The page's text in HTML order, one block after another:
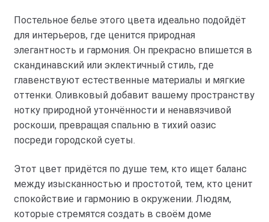
Постельное белье этого цвета идеально подойдёт
для интерьеров, где ценится природная
элегантность и гармония. Он прекрасно впишется в
скандинавский или эклектичный стиль, где
главенствуют естественные материалы и мягкие
оттенки. Оливковый добавит вашему пространству
нотку природной утончённости и ненавязчивой
роскоши, превращая спальню в тихий оазис
посреди городской суеты.
Этот цвет придётся по душе тем, кто ищет баланс
между изысканностью и простотой, тем, кто ценит
спокойствие и гармонию в окружении. Людям,
которые стремятся создать в своём доме